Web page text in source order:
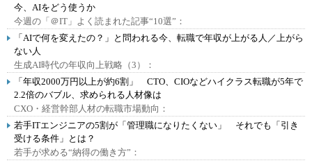
今、AIをどう使うか
今週の「＠IT」よく読まれた記事“10選”：
「AIで何を変えたの？」と問われる今、転職で年収が上がる人／上がら
ない人
生成AI時代の年収向上戦略（3）：
「年収2000万円以上が約6割」 CTO、CIOなどハイクラス転職が5年で
2.2倍のバブル、求められる人材像は
CXO・経営幹部人材の転職市場動向：
若手ITエンジニアの5割が「管理職になりたくない」 それでも「引き
受ける条件」とは？
若手が求める“納得の働き方”：